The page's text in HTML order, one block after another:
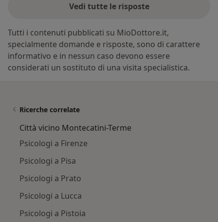
Vedi tutte le risposte
Tutti i contenuti pubblicati su MioDottore.it,
specialmente domande e risposte, sono di carattere
informativo e in nessun caso devono essere
considerati un sostituto di una visita specialistica.
Ricerche correlate
Città vicino Montecatini-Terme
Psicologi a Firenze
Psicologi a Pisa
Psicologi a Prato
Psicologi a Lucca
Psicologi a Pistoia